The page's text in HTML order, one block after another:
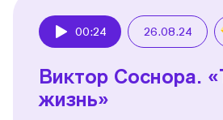
00:24 26.08.24
Виктор Соснора.
жизнь»